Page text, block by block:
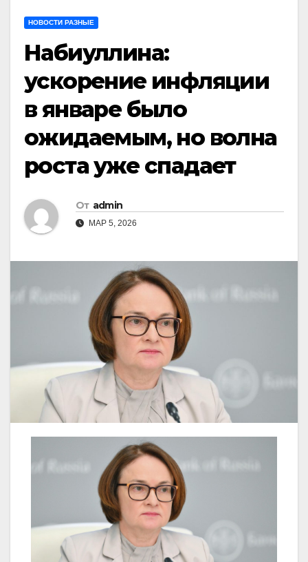
НОВОСТИ РАЗНЫЕ
Набиуллина:
ускорение инфляции
в январе было
ожидаемым, но волна
роста уже спадает
От admin
МАР 5, 2026